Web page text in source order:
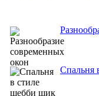
Спальня